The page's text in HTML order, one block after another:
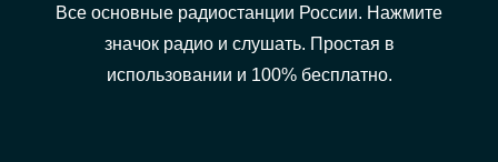
Все основные радиостанции России. Нажмите
значок радио и слушать. Простая в
использовании и 100% бесплатно.